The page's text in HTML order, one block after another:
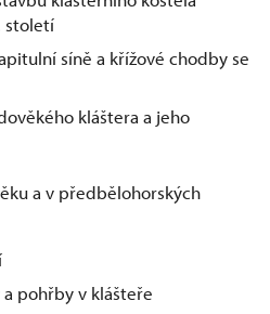
století
síně a křížové chodby se
kláštera a jeho
a v předbělohorských
a pohřby v klášteře